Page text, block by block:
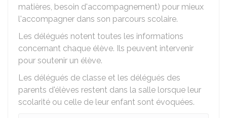
matières, besoin d'accompagnement) pour mieux
l'accompagner dans son parcours scolaire.
Les délégués notent toutes les informations
concernant chaque élève. Ils peuvent intervenir
pour soutenir un élève.
Les délégués de classe et les délégués des
parents d'élèves restent dans la salle lorsque leur
scolarité ou celle de leur enfant sont évoquées.